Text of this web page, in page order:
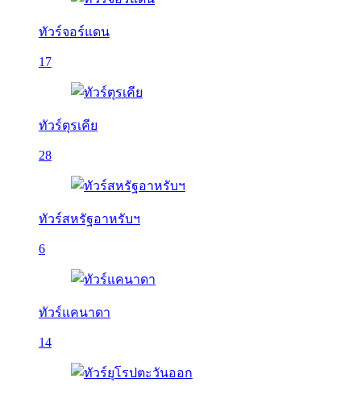
ทัวร์จอร์แดน
17
ทัวร์ตุรเคีย
28
ทัวร์สหรัฐอาหรับฯ
6
ทัวร์แคนาดา
14